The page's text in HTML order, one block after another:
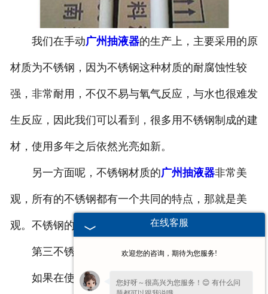
- 广州拉环内盖
- 广州塑料桶外盖
- 广州防尘帽
- 广州化工桶盖
广州塑料桶
广州20L塑料桶
- 广州20L—25L塑料桶
我们在手动广州抽液器的生产上，主要采用的原
材质为不锈钢，因为不锈钢这种材质的耐腐蚀性较
强，非常耐用，不仅不易与氧气反应，与水也很难发
生反应，因此我们可以看到，很多用不锈钢制成的建
材，使用多年之后依然光亮如新。
另一方面呢，不锈钢材质的广州抽液器非常美
观，所有的不锈钢都有一个共同的特点，那就是美
观。不锈钢的表面光光的、亮亮的。
第三不锈钢制品的韧性好、强度高。
如果在使用抽液器的过程中不小心将其摔在地
在线客服
欢迎您的咨询，期待为您服务!
您好呀～很高兴为您服务！😊 有什么问